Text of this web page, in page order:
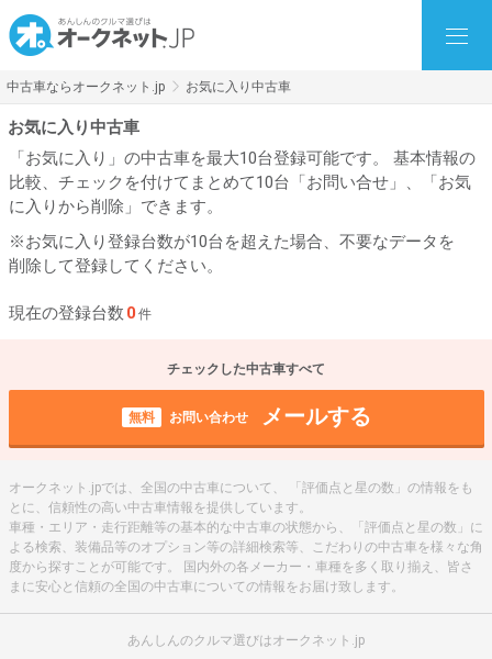
中古車ならオークネット.jp お気に入り中古車
お気に入り中古車
「お気に入り」の中古車を最大10台登録可能です。 基本情報の
比較、チェックを付けてまとめて10台「お問い合せ」、「お気
に入りから削除」できます。
※お気に入り登録台数が10台を超えた場合、不要なデータを
削除して登録してください。
現在の登録台数 0 件
チェックした中古車すべて
無料 お問い合わせ メールする
オークネット.jpでは、全国の中古車について、 「評価点と星の数」の情報をも
とに、信頼性の高い中古車情報を提供しています。
車種・エリア・走行距離等の基本的な中古車の状態から、「評価点と星の数」に
よる検索、装備品等のオプション等の詳細検索等、こだわりの中古車を様々な角
度から探すことが可能です。 国内外の各メーカー・車種を多く取り揃え、皆さ
まに安心と信頼の全国の中古車についての情報をお届け致します。
あんしんのクルマ選びはオークネット.jp